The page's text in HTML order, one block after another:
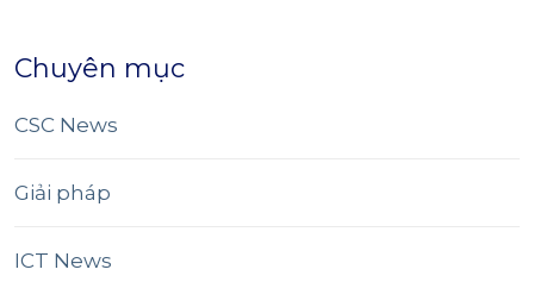
Chuyên mục
CSC News
Giải pháp
ICT News